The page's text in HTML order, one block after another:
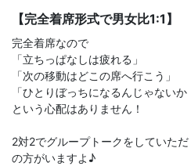
【完全着席形式で男女比1:1】
完全着席なので
「立ちっぱなしは疲れる」
「次の移動はどこの席へ行こう」
「ひとりぼっちになるんじゃないか
という心配はありません！
2対2でグループトークをしていた
の方がいますよ♪